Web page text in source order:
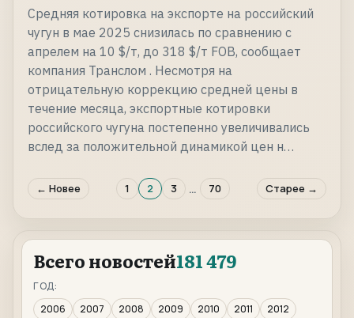
Средняя котировка на экспорте на российский
чугун в мае 2025 снизилась по сравнению с
апрелем на 10 $/т, до 318 $/т FOB, сообщает
компания Транслом . Несмотря на
отрицательную коррекцию средней цены в
течение месяца, экспортные котировки
российского чугуна постепенно увеличивались
вслед за положительной динамикой цен н…
← Новее 1 2 3 … 70 Старее →
Всего новостей181 479
ГОД:
2006
2007 2008 2009 2010 2011
2012